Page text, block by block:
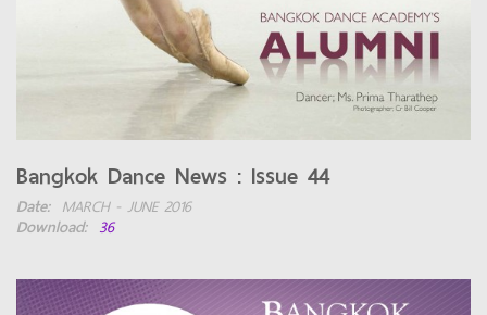
Bangkok Dance News : Issue 44
Date: MARCH - JUNE 2016
Download: 36